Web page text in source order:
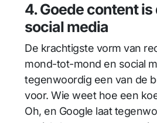
4. Goede content
social media
De krachtigste vorm van
mond-tot-mond en social
tegenwoordig een van de
voor. Wie weet hoe een
Oh, en Google laat